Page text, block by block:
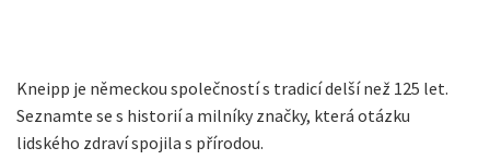
Kneipp je německou společností s tradicí delší než 125 let.
Seznamte se s historií a milníky značky, která otázku
lidského zdraví spojila s přírodou.